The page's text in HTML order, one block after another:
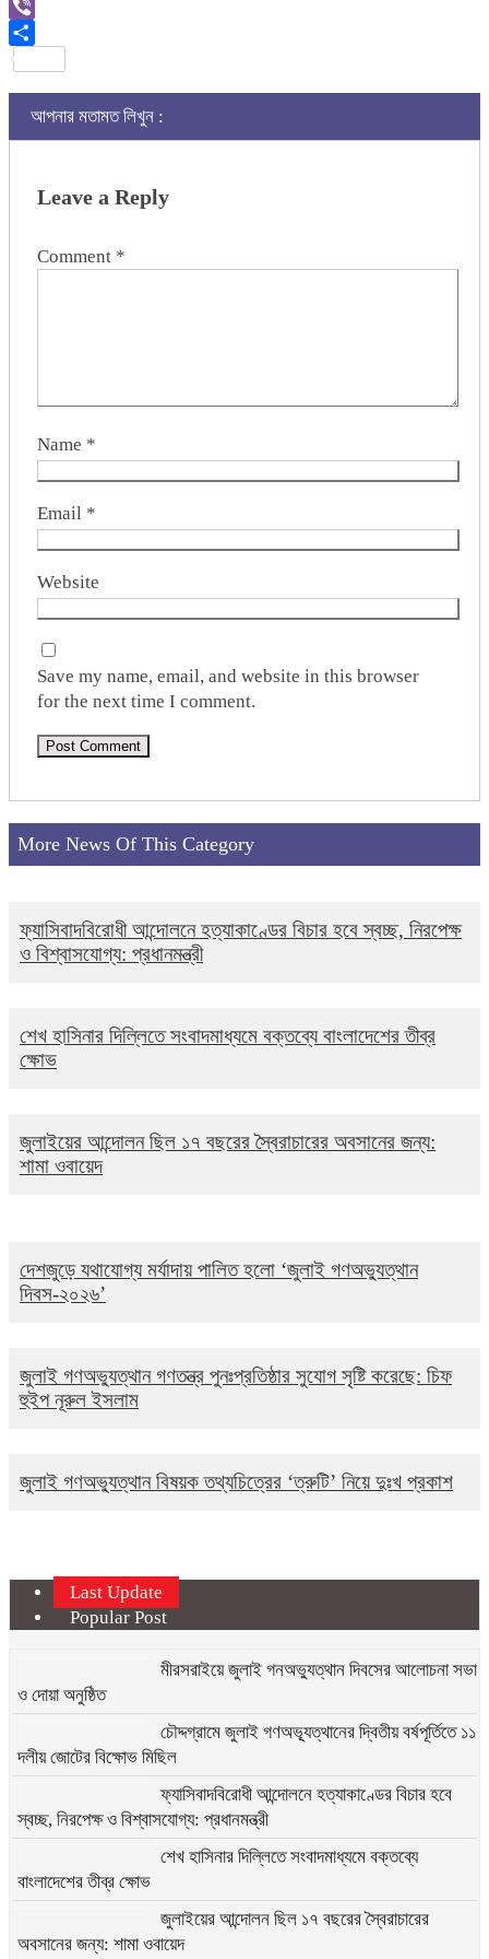
Link
Gmail
Viber
আপনার মতামত লিখুন :
Leave a Reply
Comment *
Name *
Email *
Website
Save my name, email, and website in this browser
for the next time I comment.
More News Of This Category
ফ্যাসিবাদবিরোধী আন্দোলনে হত্যাকাণ্ডের বিচার হবে স্বচ্ছ, নিরপেক্ষ
ও বিশ্বাসযোগ্য: প্রধানমন্ত্রী
শেখ হাসিনার দিল্লিতে সংবাদমাধ্যমে বক্তব্যে বাংলাদেশের তীব্র
ক্ষোভ
জুলাইয়ের আন্দোলন ছিল ১৭ বছরের স্বৈরাচারের অবসানের জন্য:
শামা ওবায়েদ
দেশজুড়ে যথাযোগ্য মর্যাদায় পালিত হলো ‘জুলাই গণঅভ্যুত্থান
দিবস-২০২৬’
জুলাই গণঅভ্যুত্থান গণতন্ত্র পুনঃপ্রতিষ্ঠার সুযোগ সৃষ্টি করেছে: চিফ
হুইপ নূরুল ইসলাম
জুলাই গণঅভ্যুত্থান বিষয়ক তথ্যচিত্রের ‘ত্রুটি’ নিয়ে দুঃখ প্রকাশ
Last Update
Popular Post
মীরসরাইয়ে জুলাই গনঅভ্যুত্থান দিবসের আলোচনা সভা
ও দোয়া অনুষ্ঠিত
চৌদ্দগ্রামে জুলাই গণঅভ্যূত্থানের দ্বিতীয় বর্ষপূর্তিতে ১১
দলীয় জোটের বিক্ষোভ মিছিল
ফ্যাসিবাদবিরোধী আন্দোলনে হত্যাকাণ্ডের বিচার হবে
স্বচ্ছ, নিরপেক্ষ ও বিশ্বাসযোগ্য: প্রধানমন্ত্রী
শেখ হাসিনার দিল্লিতে সংবাদমাধ্যমে বক্তব্যে
বাংলাদেশের তীব্র ক্ষোভ
জুলাইয়ের আন্দোলন ছিল ১৭ বছরের স্বৈরাচারের
অবসানের জন্য: শামা ওবায়েদ